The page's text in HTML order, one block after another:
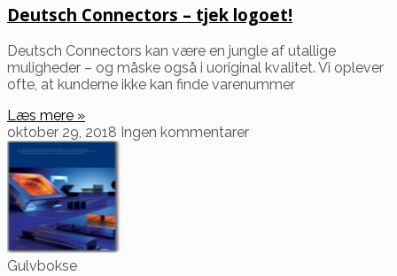
Deutsch Connectors – tjek logoet!
Deutsch Connectors kan være en jungle af utallige
muligheder – og måske også i uoriginal kvalitet. Vi oplever
ofte, at kunderne ikke kan finde varenummer
Læs mere »
oktober 29, 2018 Ingen kommentarer
Gulvbokse